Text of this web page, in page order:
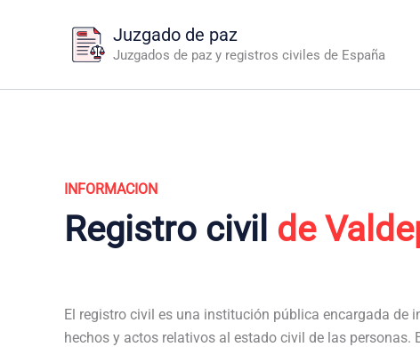
Juzgado de paz
Juzgados de paz y registros civiles de España
INFORMACION
Registro civil de
El registro civil es una institución pública encargada de
hechos y actos relativos al estado civil de las personas.